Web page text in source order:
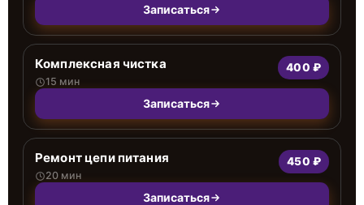
Записаться
Комплексная чистка
15 мин
400 ₽
Записаться
Ремонт цепи питания
20 мин
450 ₽
Записаться